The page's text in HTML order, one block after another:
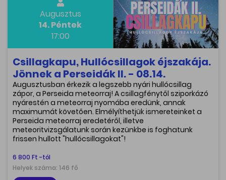
Augusztus
14. Péntek
17:00
Csillagkapu, Hullócsillagok éjszakája.
Jönnek a Perseidák II. - 08.14.
Augusztusban érkezik a legszebb nyári hullócsillag
zápor, a Perseida meteorraj! A csillagfénytől sziporkázó
nyárestén a meteorraj nyomába eredünk, annak
maximumát követően. Elmélyíthetjük ismereteinket a
Perseida meteorraj eredetéről, illetve
meteoritvizsgálatunk során kezünkbe is foghatunk
frissen hullott "hullócsillagokat"!
6 800 Ft -tól
Helyek száma: 146 fő